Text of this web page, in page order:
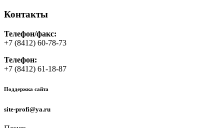
Контакты
Телефон/факс:
+7 (8412) 60-78-73
Телефон:
+7 (8412) 61-18-87
Поддержка сайта
site-profi@ya.ru